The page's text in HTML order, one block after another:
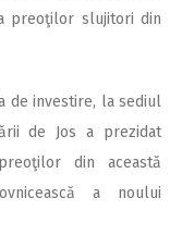
preoţilor slujitori din
de investire, la sediul
de Jos a prezidat
din această
a noului